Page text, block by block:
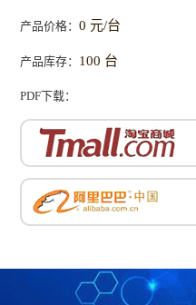
产品价格：0 元/台
产品库存： 100 台
PDF下载：